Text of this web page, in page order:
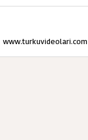
www.turkuvideolari.com